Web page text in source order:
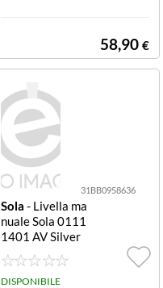
58,90 €
31BB0958636
Sola - Livella ma
nuale Sola 0111
1401 AV Silver
DISPONIBILE